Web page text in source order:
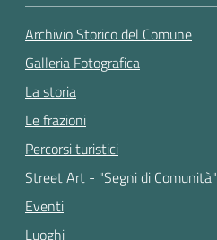
Archivio Storico del Comune
Galleria Fotografica
La storia
Le frazioni
Percorsi turistici
Street Art - "Segni di Comunità"
Eventi
Luoghi